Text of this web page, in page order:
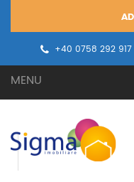
+40 0758 292 917
MENU